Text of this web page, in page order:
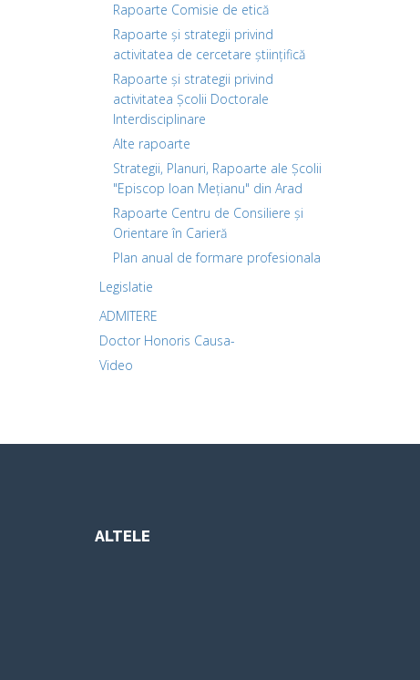
Rapoarte Comisie de etică
Rapoarte și strategii privind
activitatea de cercetare științifică
Rapoarte și strategii privind
activitatea Școlii Doctorale
Interdisciplinare
Alte rapoarte
Strategii, Planuri, Rapoarte ale Școlii
"Episcop Ioan Mețianu" din Arad
Rapoarte Centru de Consiliere și
Orientare în Carieră
Plan anual de formare profesionala
Legislatie
ADMITERE
Doctor Honoris Causa-
Video
ALTELE